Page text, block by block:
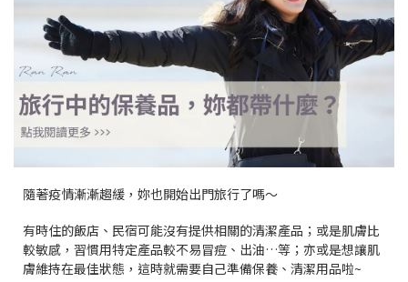
隨著疫情漸漸趨緩，妳也開始出門旅行了嗎～
有時住的飯店、民宿可能沒有提供相關的清潔產品；或是肌膚比
較敏感，習慣用特定產品較不易冒痘、出油…等；亦或是想讓肌
膚維持在最佳狀態，這時就需要自己準備保養、清潔用品啦~